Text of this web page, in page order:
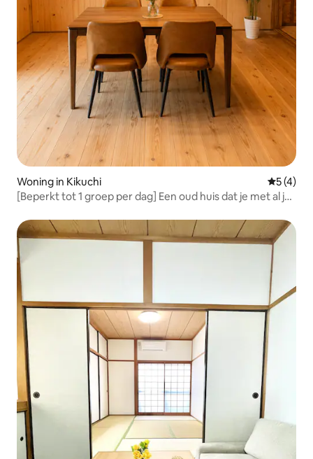
Woning in Kikuchi
5 (4)
[Beperkt tot 1 groep per dag] Een oud huis dat je met al je
door de stilte en de natuur van de bergen